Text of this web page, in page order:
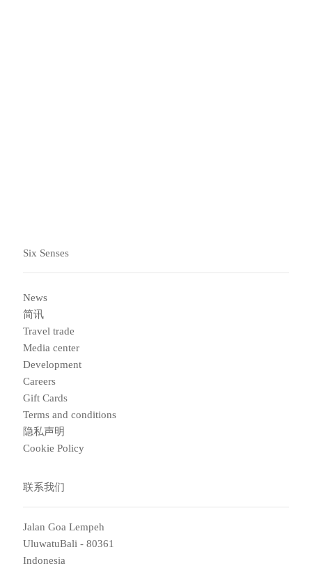
Six Senses
News
简讯
Travel trade
Media center
Development
Careers
Gift Cards
Terms and conditions
隐私声明
Cookie Policy
联系我们
Jalan Goa Lempeh
UluwatuBali - 80361
Indonesia